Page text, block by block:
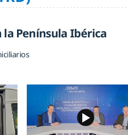
la Península Ibérica